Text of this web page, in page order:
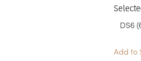
Add to